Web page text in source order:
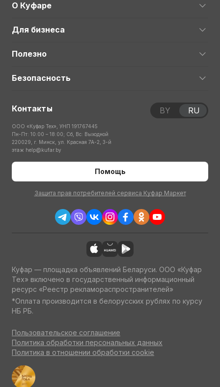
О Куфаре
Для бизнеса
Полезно
Безопасность
Контакты
ООО «Куфар Тех», УНП 191767445
Пн-Пт: 10:00 – 18:00; Сб, Вс: Выходной
220029, г. Минск, ул. Красная 7А-2, 3-й
этаж help@kufar.by
Помощь
Защита прав потребителей сервиса Куфар Маркет
BY RU
Куфар — площадка объявлений Беларуси. ООО «Куфар
Тех» включено в государственный информационный
ресурс «Реестр рекламораспространителей»
*Оплата производится в белорусских рублях по курсу
НБ РБ.
Пользовательское соглашение
Политика обработки персональных данных
Политика в отношении обработки cookie